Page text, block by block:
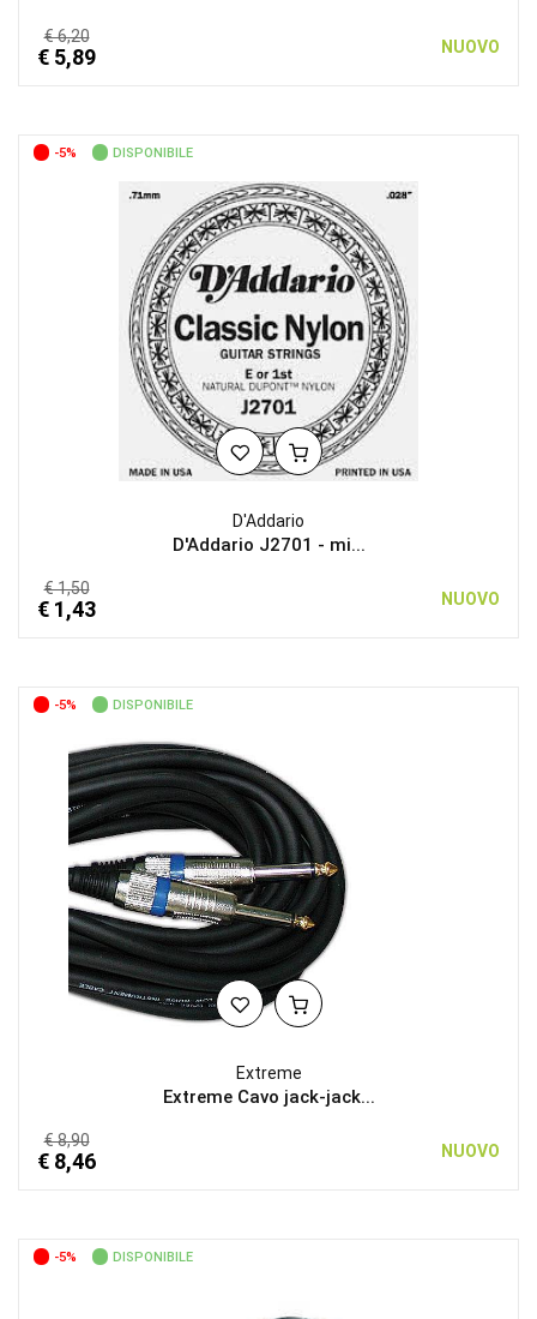
€ 6,20
€ 5,89 NUOVO
-5% DISPONIBILE
D'Addario
D'Addario J2701 - mi...
€ 1,50
€ 1,43 NUOVO
-5% DISPONIBILE
Extreme
Extreme Cavo jack-jack...
€ 8,90
€ 8,46 NUOVO
-5% DISPONIBILE